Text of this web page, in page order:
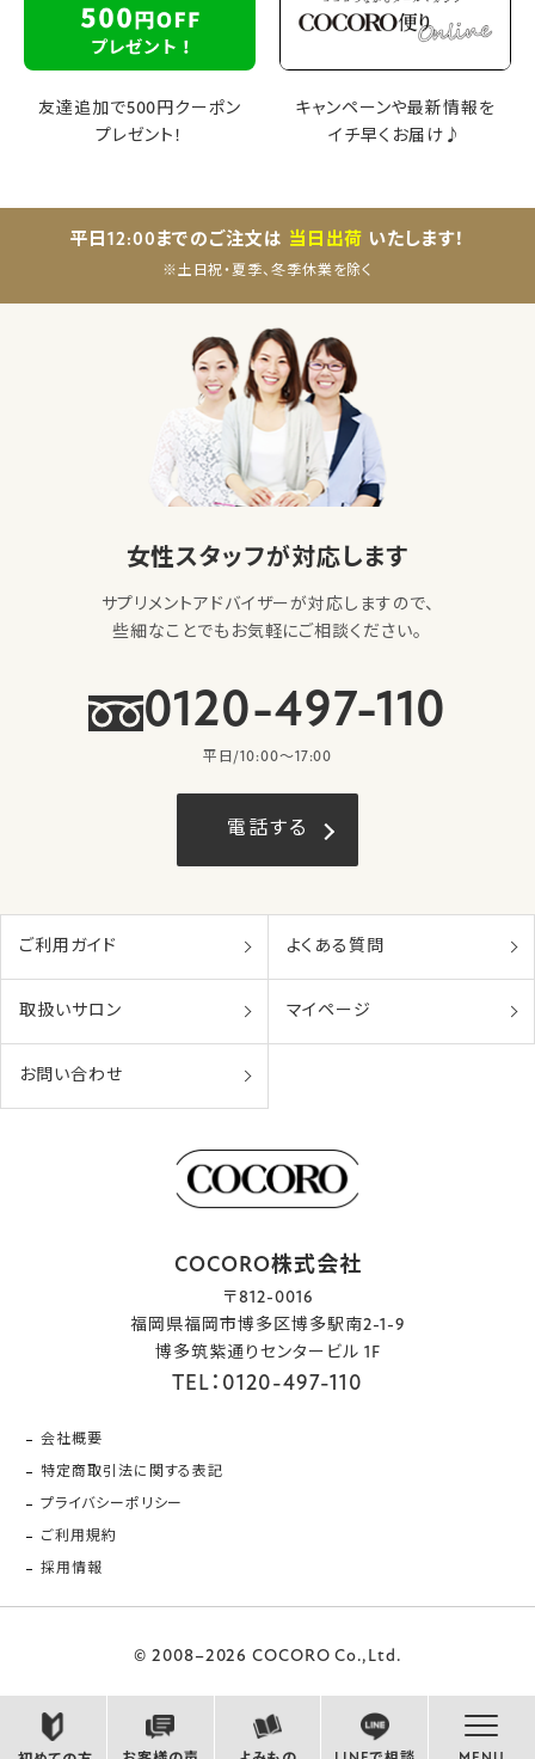
友達追加で500円クーポン
プレゼント！
キャンペーンや最新情報を
イチ早くお届け♪
平日12:00までのご注文は 当日出荷 いたします！
※土日祝・夏季、冬季休業を除く
女性スタッフが対応します
サプリメントアドバイザーが対応しますので、
些細なことでもお気軽にご相談ください。
0120-497-110
平日/10:00〜17:00
電話する
ご利用ガイド よくある質問
取扱いサロン マイページ
お問い合わせ
COCORO株式会社
〒812-0016
福岡県福岡市博多区博多駅南2-1-9
博多筑紫通りセンタービル 1F
TEL：0120-497-110
会社概要
特定商取引法に関する表記
プライバシーポリシー
ご利用規約
採用情報
© 2008–2026 COCORO Co.,Ltd.